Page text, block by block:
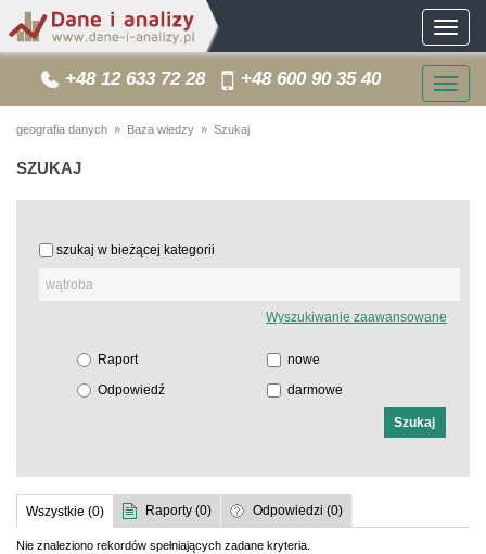
Toggle
+48 12 633 72 28 +48 600 90 35 40
geografia danych » Baza wiedzy » Szukaj
SZUKAJ
szukaj w bieżącej kategorii
Wyszukiwanie zaawansowane
Raport
Odpowiedź
nowe
darmowe
Wszystkie (0) Raporty (0) Odpowiedzi (0)
Nie znaleziono rekordów spełniających zadane kryteria.